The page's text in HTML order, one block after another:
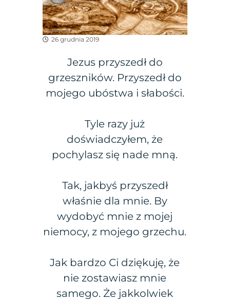
26 grudnia 2019
Jezus przyszedł do
grzeszników. Przyszedł do
mojego ubóstwa i słabości.
Tyle razy już
doświadczyłem, że
pochylasz się nade mną.
Tak, jakbyś przyszedł
właśnie dla mnie. By
wydobyć mnie z mojej
niemocy, z mojego grzechu.
Jak bardzo Ci dziękuję, że
nie zostawiasz mnie
samego. Że jakkolwiek